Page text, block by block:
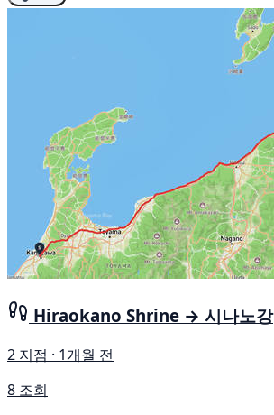
Hiraokano Shrine → 시나노강
2 지점 · 1개월 전
8 조회